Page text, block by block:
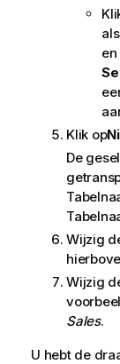
Klik op
De
Wijzig
Wijzig
Sales.
U hebt de